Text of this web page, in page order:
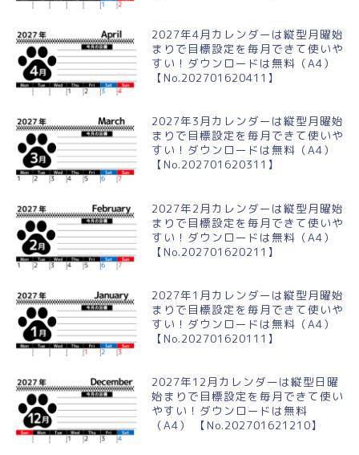
2027年4月カレンダーは縦型月曜始
まりで目標設定を毎月できて使いや
すい！ダウンロードは無料（A4）
【No.202701620411】
2027年3月カレンダーは縦型月曜始
まりで目標設定を毎月できて使いや
すい！ダウンロードは無料（A4）
【No.202701620311】
2027年2月カレンダーは縦型月曜始
まりで目標設定を毎月できて使いや
すい！ダウンロードは無料（A4）
【No.202701620211】
2027年1月カレンダーは縦型月曜始
まりで目標設定を毎月できて使いや
すい！ダウンロードは無料（A4）
【No.202701620111】
2027年12月カレンダーは縦型日曜
始まりで目標設定を毎月できて使い
やすい！ダウンロードは無料
（A4） 【No.202701621210】